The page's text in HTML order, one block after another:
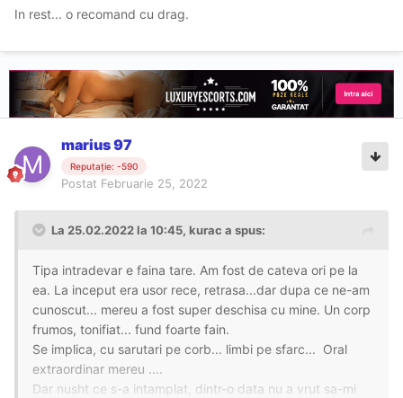
In rest... o recomand cu drag.
marius 97
Reputație: -590
Postat Februarie 25, 2022
La 25.02.2022 la 10:45, kurac a spus:
Tipa intradevar e faina tare. Am fost de cateva ori pe la
ea. La inceput era usor rece, retrasa...dar dupa ce ne-am
cunoscut... mereu a fost super deschisa cu mine. Un corp
frumos, tonifiat... fund foarte fain.
Se implica, cu sarutari pe corb... limbi pe sfarc... Oral
extraordinar mereu ....
Dar nusht ce s-a intamplat, dintr-o data nu a vrut sa-mi